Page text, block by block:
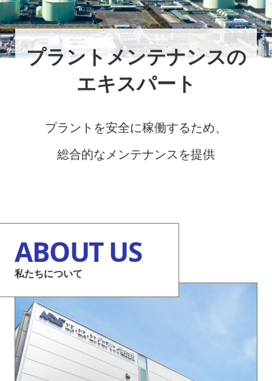
プラントメンテナンスの
エキスパート
プラントを安全に稼働するため、
総合的なメンテナンスを提供
ABOUT US
私たちについて